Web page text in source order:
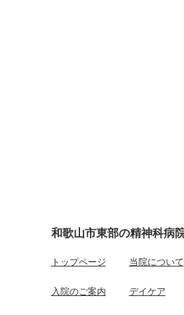
和歌山市東部の精神科病
トップページ 当院について
入院のご案内 デイケア